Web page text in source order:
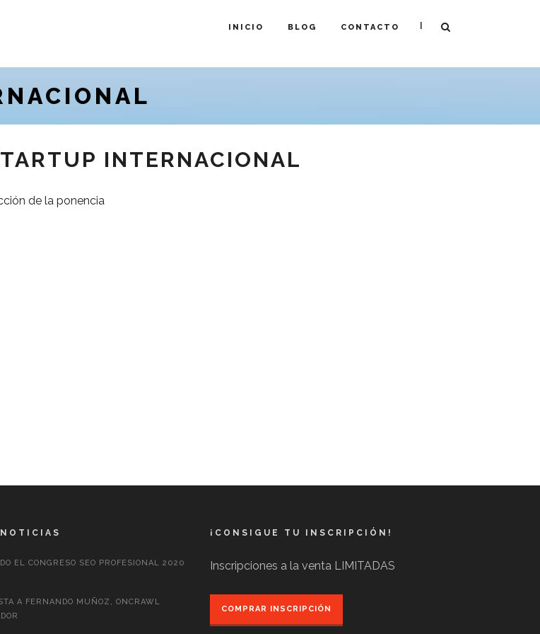
INICIO BLOG CONTACTO
INTERNACIONAL
de la ponencia
EL CONGRESO SEO PROFESIONAL 2020
A FERNANDO MUÑOZ, ONCRAWL
¡CONSIGUE TU INSCRIPCIÓN!
Inscripciones a la venta LIMITADAS
COMPRAR INSCRIPCIÓN